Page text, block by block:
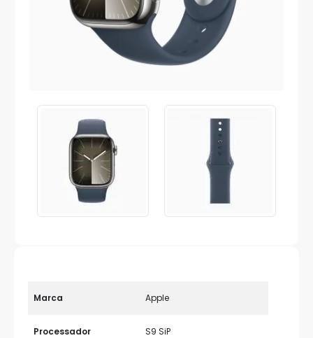
Marca Apple
Processador S9 SiP